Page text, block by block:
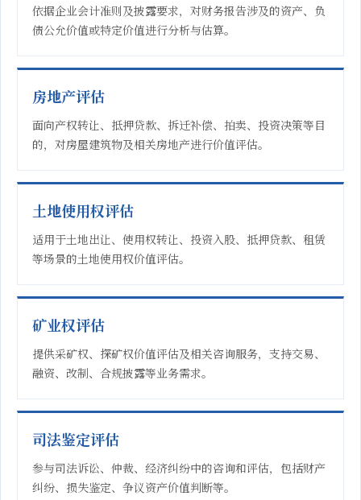
依据企业会计准则及披露要求，对财务报告涉及的资产、负
债公允价值或特定价值进行分析与估算。
房地产评估
面向产权转让、抵押贷款、拆迁补偿、拍卖、投资决策等目
的，对房屋建筑物及相关房地产进行价值评估。
土地使用权评估
适用于土地出让、使用权转让、投资入股、抵押贷款、租赁
等场景的土地使用权价值评估。
矿业权评估
提供采矿权、探矿权价值评估及相关咨询服务，支持交易、
融资、改制、合规披露等业务需求。
司法鉴定评估
参与司法诉讼、仲裁、经济纠纷中的咨询和评估，包括财产
纠纷、损失鉴定、争议资产价值判断等。